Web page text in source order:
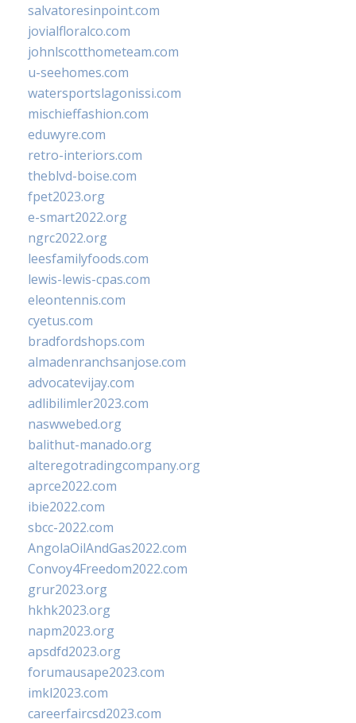
salvatoresinpoint.com
jovialfloralco.com
johnlscotthometeam.com
u-seehomes.com
watersportslagonissi.com
mischieffashion.com
eduwyre.com
retro-interiors.com
theblvd-boise.com
fpet2023.org
e-smart2022.org
ngrc2022.org
leesfamilyfoods.com
lewis-lewis-cpas.com
eleontennis.com
cyetus.com
bradfordshops.com
almadenranchsanjose.com
advocatevijay.com
adlibilimler2023.com
naswwebed.org
balithut-manado.org
alteregotradingcompany.org
aprce2022.com
ibie2022.com
sbcc-2022.com
AngolaOilAndGas2022.com
Convoy4Freedom2022.com
grur2023.org
hkhk2023.org
napm2023.org
apsdfd2023.org
forumausape2023.com
imkl2023.com
careerfaircsd2023.com